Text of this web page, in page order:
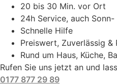
20 bis 30 Min. vor Ort
24h Service, auch Sonn-
Schnelle Hilfe
Preiswert, Zuverlässig &
Rund um Haus, Küche,
Rufen Sie uns jetzt an und
0177 877 29 89